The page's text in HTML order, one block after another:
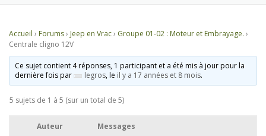
DOCUMENTATIONS FORUMS S’INSCRIRE
CONNEXION
Accueil › Forums› Jeep en Vrac› Groupe 01-02 : Moteur et Embrayage. ›
Centrale cligno 12V
Ce sujet contient 4 réponses, 1 participant et a été mis à jour pour la
dernière fois par
legros, le il y a 17 années et 8 mois.
5 sujets de 1 à 5 (sur un total de 5)
Auteur Messages